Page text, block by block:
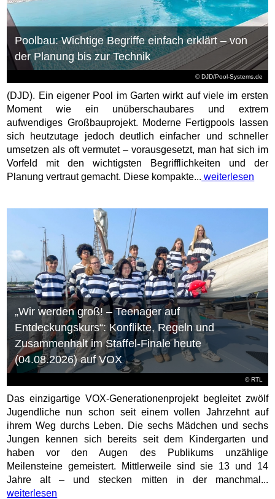
© DJD/Pool-Systems.de
Poolbau: Wichtige Begriffe einfach erklärt – von
der Planung bis zur Technik
(DJD). Ein eigener Pool im Garten wirkt auf viele im ersten
Moment wie ein unüberschaubares und extrem
aufwendiges Großbauprojekt. Moderne Fertigpools lassen
sich heutzutage jedoch deutlich einfacher und schneller
umsetzen als oft vermutet – vorausgesetzt, man hat sich im
Vorfeld mit den wichtigsten Begrifflichkeiten und der
Planung vertraut gemacht. Diese kompakte... weiterlesen
©RTL
„Wir werden groß! – Teenager auf
Entdeckungskurs“: Konflikte, Regeln und
Zusammenhalt im Staffel-Finale heute
(04.08.2026) auf VOX
Das einzigartige VOX-Generationenprojekt begleitet zwölf
Jugendliche nun schon seit einem vollen Jahrzehnt auf
ihrem Weg durchs Leben. Die sechs Mädchen und sechs
Jungen kennen sich bereits seit dem Kindergarten und
haben vor den Augen des Publikums unzählige
Meilensteine gemeistert. Mittlerweile sind sie 13 und 14
Jahre alt – und stecken mitten in der manchmal...
weiterlesen